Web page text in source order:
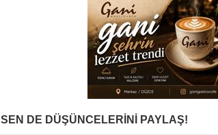
SEN DE DÜŞÜNCELERİNİ PAYLAŞ!